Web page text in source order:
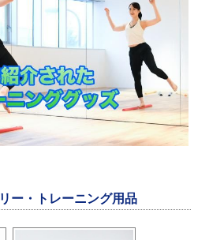
ー・トレーニング用品